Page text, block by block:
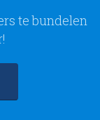
te bundelen